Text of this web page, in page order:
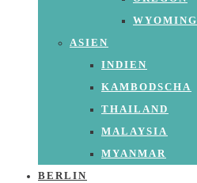
WYOMING
ASIEN
INDIEN
KAMBODSCHA
THAILAND
MALAYSIA
MYANMAR
BERLIN